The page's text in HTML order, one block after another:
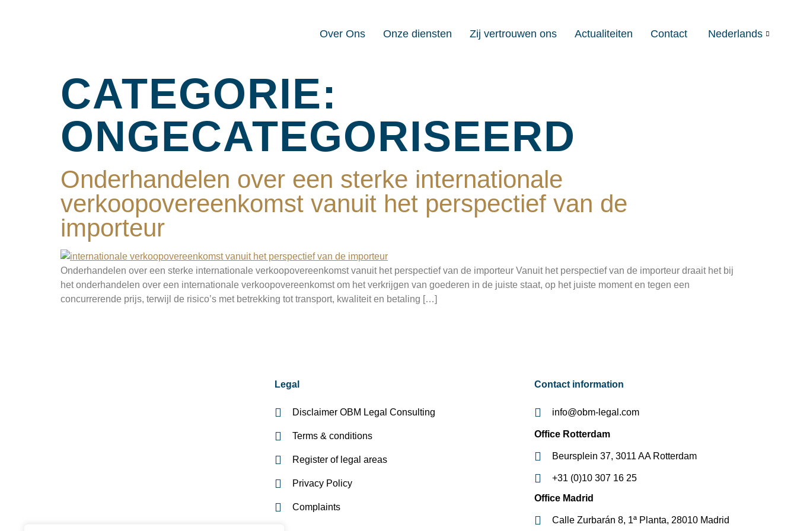
Over Ons Onze diensten Zij vertrouwen ons Actualiteiten Contact Nederlands
CATEGORIE:
ONGECATEGORISEERD
Onderhandelen over een sterke internationale
verkoopovereenkomst vanuit het perspectief van de
importeur
Onderhandelen over een sterke internationale verkoopovereenkomst vanuit het perspectief van de importeur Vanuit het perspectief van de importeur draait het bij
het onderhandelen over een internationale verkoopovereenkomst om het verkrijgen van goederen in de juiste staat, op het juiste moment en tegen een
concurrerende prijs, terwijl de risico’s met betrekking tot transport, kwaliteit en betaling […]
Legal
Disclaimer OBM Legal Consulting
Terms & conditions
Register of legal areas
Privacy Policy
Complaints
Contact information
info@obm-legal.com
Office Rotterdam
Beursplein 37, 3011 AA Rotterdam
+31 (0)10 307 16 25
Office Madrid
Calle Zurbarán 8, 1ª Planta, 28010 Madrid